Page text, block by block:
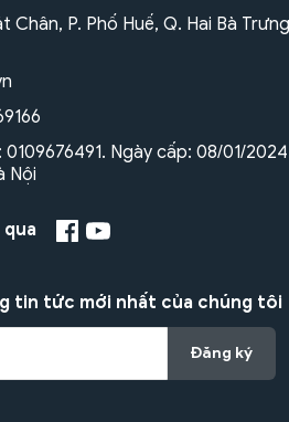
Chân, P. Phố Huế, Q. Hai Bà
Ngày cấp: 08/01/
Nội
tin tức mới nhất của chúng tôi
Đăng ký